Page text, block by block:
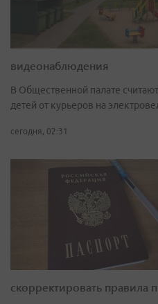
видеонаблюдения
В Общественной палате
детей от курьеров на
сегодня, 02:31
скорректировать правила